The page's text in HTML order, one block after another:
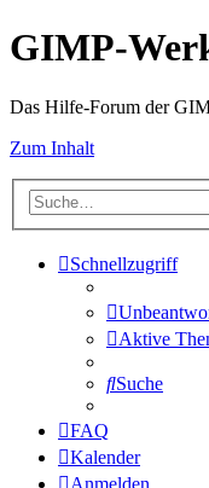
GIMP-
Das Hilfe-Forum der
Zum Inhalt
Schnellzugriff
Aktive
Suche
FAQ
Kalender